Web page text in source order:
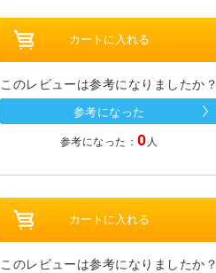
このレビューは参考になりましたか？
参考になった
参考になった：0 人
このレビューは参考になりましたか？